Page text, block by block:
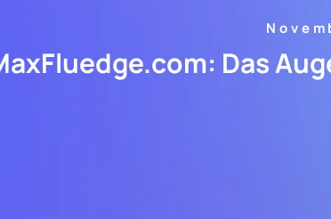
Das